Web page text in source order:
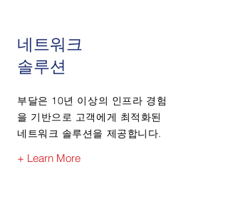
네트워크
​솔루션
부달은 10년 이상의 인프라 경험
을 기반으로 고객에게 최적화된
네트워크 솔루션을 제공합니다.
+ Learn More